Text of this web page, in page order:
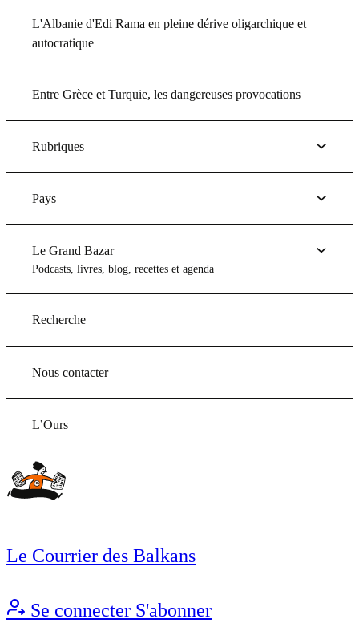
L'Albanie d'Edi Rama en pleine dérive oligarchique et
autocratique
Entre Grèce et Turquie, les dangereuses provocations
Rubriques
Pays
Le Grand Bazar
Podcasts, livres, blog, recettes et agenda
Recherche
Nous contacter
L’Ours
Le Courrier des Balkans
Se connecter S'abonner